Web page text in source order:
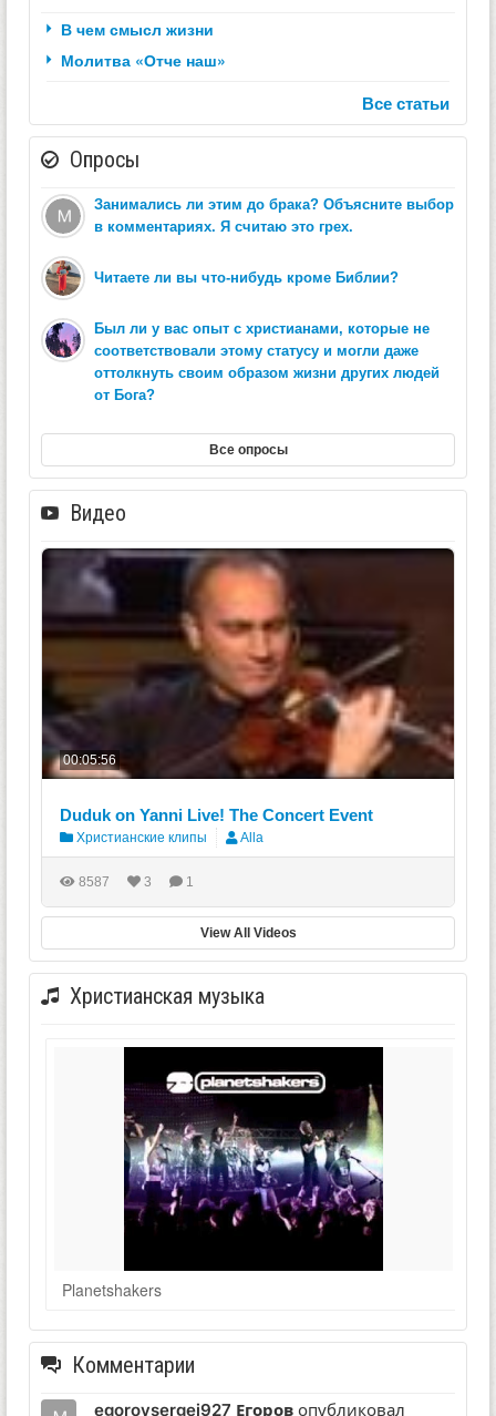
В чем смысл жизни
Молитва «Отче наш»
Все статьи
Опросы
Занимались ли этим до брака? Объясните выбор
в комментариях. Я считаю это грех.
Читаете ли вы что-нибудь кроме Библии?
Был ли у вас опыт с христианами, которые не
соответствовали этому статусу и могли даже
оттолкнуть своим образом жизни других людей
от Бога?
Все опросы
Видео
00:05:56
Duduk on Yanni Live! The Concert Event
Христианские клипы Alla
8587 3 1
View All Videos
Христианская музыка
Planetshakers
Комментарии
egorovsergej927 Егоров опубликовал